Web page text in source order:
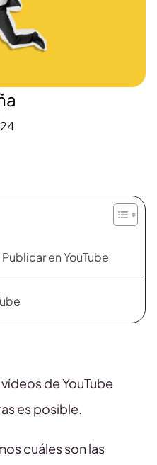
en YouTube
de YouTube
es posible.
cuáles son las